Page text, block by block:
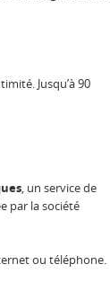
Jusqu’à 90
, un service de
par la société
ou téléphone.